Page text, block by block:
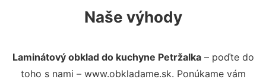
Naše výhody
Laminátový obklad do kuchyne Petržalka– poďte do
toho s nami – www.obkladame.sk. Ponúkame vám